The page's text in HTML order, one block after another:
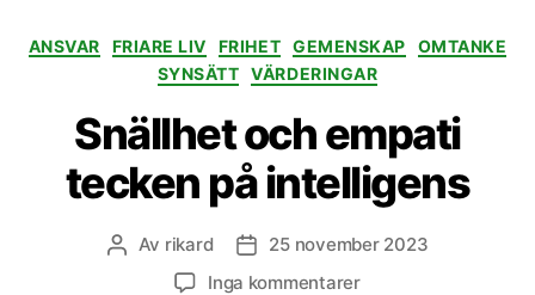
Kategorier
ANSVAR FRIARE LIV FRIHET GEMENSKAP
OMTANKE
SYNSÄTT
VÄRDERINGAR
Snällhet och empati
tecken på intelligens
Inläggsförfattare
Av rikard Inläggsdatum
25 november 2023
Inga kommentarertill